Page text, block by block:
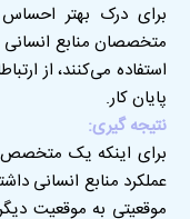
برای درک بهتر
متخصصان منابع
استفاده می‌کنند، از
پایان کار.
نتیجه گیری:
برای اینکه یک متخصص
عملکرد منابع انسانی
موقعیتی به موقعیت